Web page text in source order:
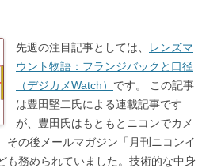
先週の注目記事としては、
レンズマ
ウント物語：フランジバックと口径
（デジカメWatch） です。 この記事
は豊田堅二氏による連載記事です
が、豊田氏はもともとニコンでカメ
その後メールマガジン「月刊ニコンイ
も務められていました。技術的な中身